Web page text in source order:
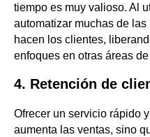
tiempo es muy valioso. Al
automatizar muchas de
hacen los clientes,
enfoques en otras áreas
4. Retención de
Ofrecer un servicio rápido
aumenta las ventas, sino